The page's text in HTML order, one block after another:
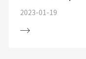
2023-01-19